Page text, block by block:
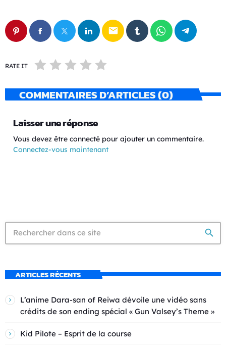
email
RATE IT
COMMENTAIRES D’ARTICLES (0)
Laisser une réponse
Vous devez être connecté pour ajouter un commentaire.
Connectez-vous maintenant
search
ARTICLES RÉCENTS
L’anime Dara-san of Reiwa dévoile une vidéo sans
crédits de son ending spécial « Gun Valsey’s Theme »
Kid Pilote – Esprit de la course